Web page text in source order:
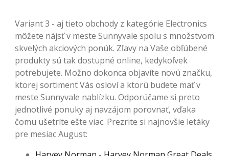
Variant 3 - aj tieto obchody z kategórie Electronics
môžete nájsť v meste Sunnyvale spolu s množstvom
skvelých akciových ponúk. Zľavy na Vaše obľúbené
produkty sú tak dostupné online, kedykoľvek
potrebujete. Možno dokonca objavíte novú značku,
ktorej sortiment Vás osloví a ktorú budete mať v
meste Sunnyvale nablízku. Odporúčame si preto
jednotlivé ponuky aj navzájom porovnať, vďaka
čomu ušetríte ešte viac. Prezrite si najnovšie letáky
pre mesiac August: